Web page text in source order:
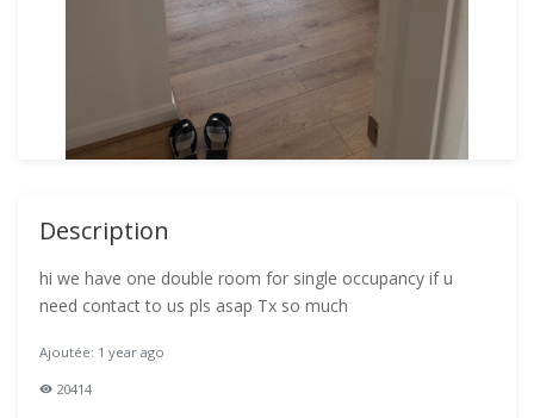
Description
hi we have one double room for single occupancy if u
need contact to us pls asap Tx so much
Ajoutée: 1 year ago
20414